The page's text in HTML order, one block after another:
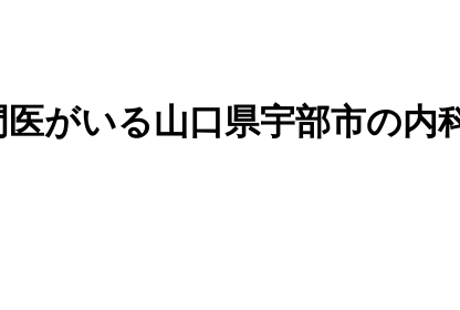
がいる山口県宇部市の